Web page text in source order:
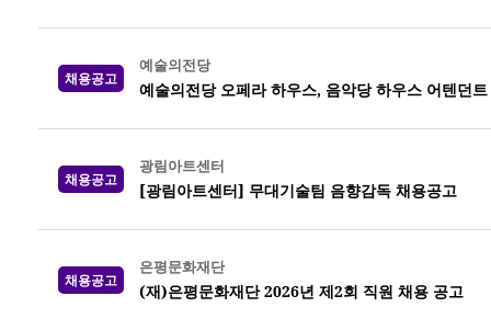
채용공고
예술의전당
예술의전당 오페라 하우스, 음악당 하우스 어텐던
채용공고
광림아트센터
[광림아트센터] 무대기술팀 음향감독 채용공고
채용공고
은평문화재단
(재)은평문화재단 2026년 제2회 직원 채용 공고